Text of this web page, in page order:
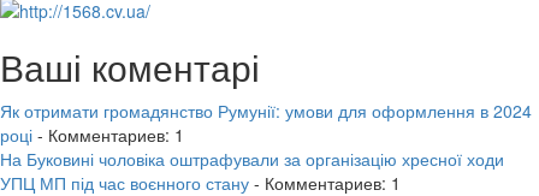
Ваші коментарі
Як отримати громадянство Румунії: умови для оформлення в 2024
році - Комментариев: 1
На Буковині чоловіка оштрафували за організацію хресної ходи
УПЦ МП під час воєнного стану - Комментариев: 1